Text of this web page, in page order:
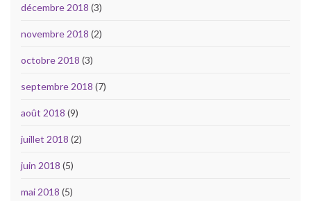
décembre 2018 (3)
novembre 2018 (2)
octobre 2018 (3)
septembre 2018 (7)
août 2018 (9)
juillet 2018 (2)
juin 2018 (5)
mai 2018 (5)